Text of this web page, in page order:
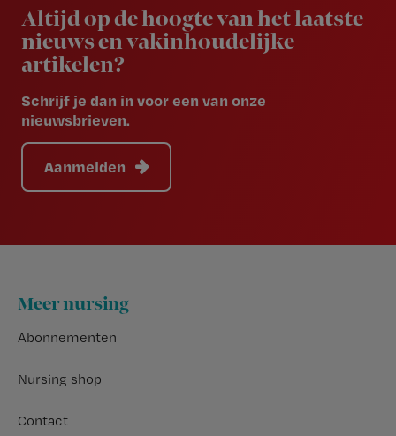
Altijd op de hoogte van het laatste
nieuws en vakinhoudelijke
artikelen?
Schrijf je dan in voor een van onze
nieuwsbrieven.
Aanmelden
Footer
Meer nursing
Abonnementen
Nursing shop
Contact